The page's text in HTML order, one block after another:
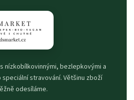
nízkobílkovinnými, bezlepkovými a
stravování. Většinu zboží
odesíláme.